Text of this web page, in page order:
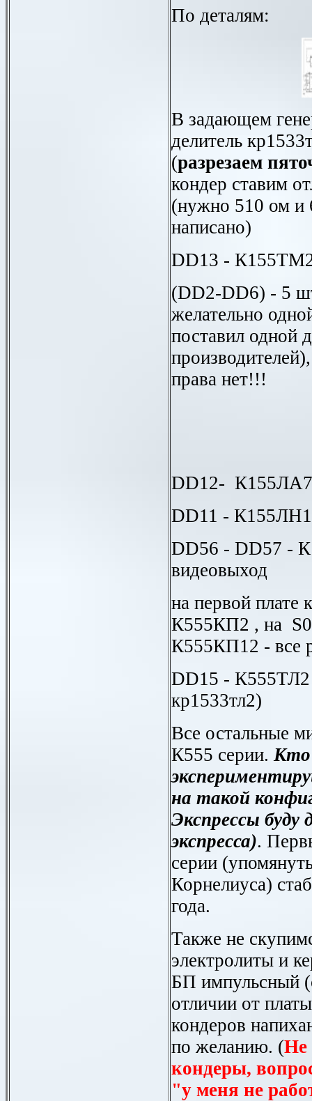
По деталям:
В задающем
делитель
(разрезаем
кондер ставим
(нужно 510 ом и
написано)
DD13 -
(DD2-DD6) - 5
желательно
поставил одной
права нет!!!
DD12- К155ЛА7
DD11 - К155ЛН1
DD56 - DD57 -
видеовыход
на первой плате
К555КП2 , на
К555КП12 - все
DD15 - К555ТЛ2
кр1533тл2)
Все остальные
К555 серии. Кто
на такой
Экспрессы буду
экспресса).
серии
Корнелиуса)
года.
Также не
электролиты и
БП импульсный
отличии от
кондеров
по желанию. (Не
кондеры,
"у меня не